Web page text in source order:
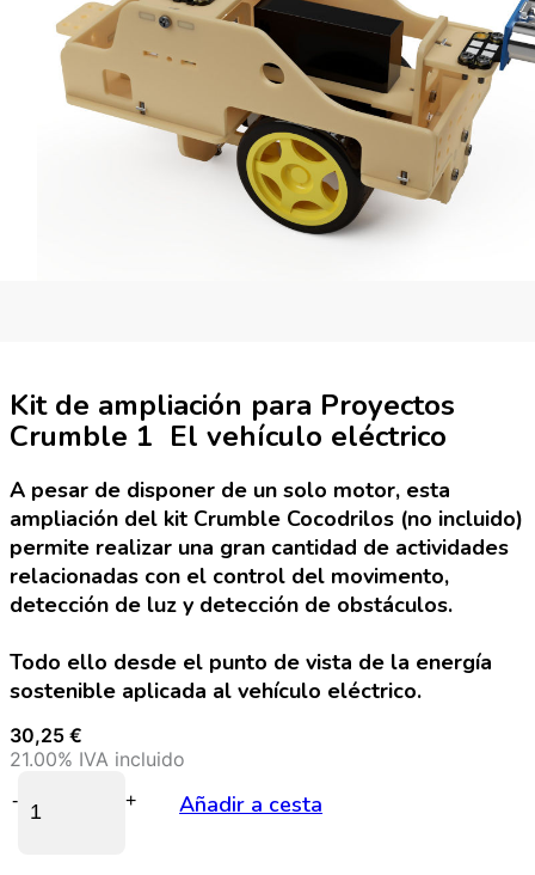
Kit de ampliación para Proyectos
Crumble 1  El vehículo eléctrico
A pesar de disponer de un solo motor, esta
ampliación del kit Crumble Cocodrilos (no incluido)
permite realizar una gran cantidad de actividades
relacionadas con el control del movimento,
detección de luz y detección de obstáculos.
Todo ello desde el punto de vista de la energía
sostenible aplicada al vehículo eléctrico.
30,25 €
21.00% IVA incluido
- + Añadir a cesta